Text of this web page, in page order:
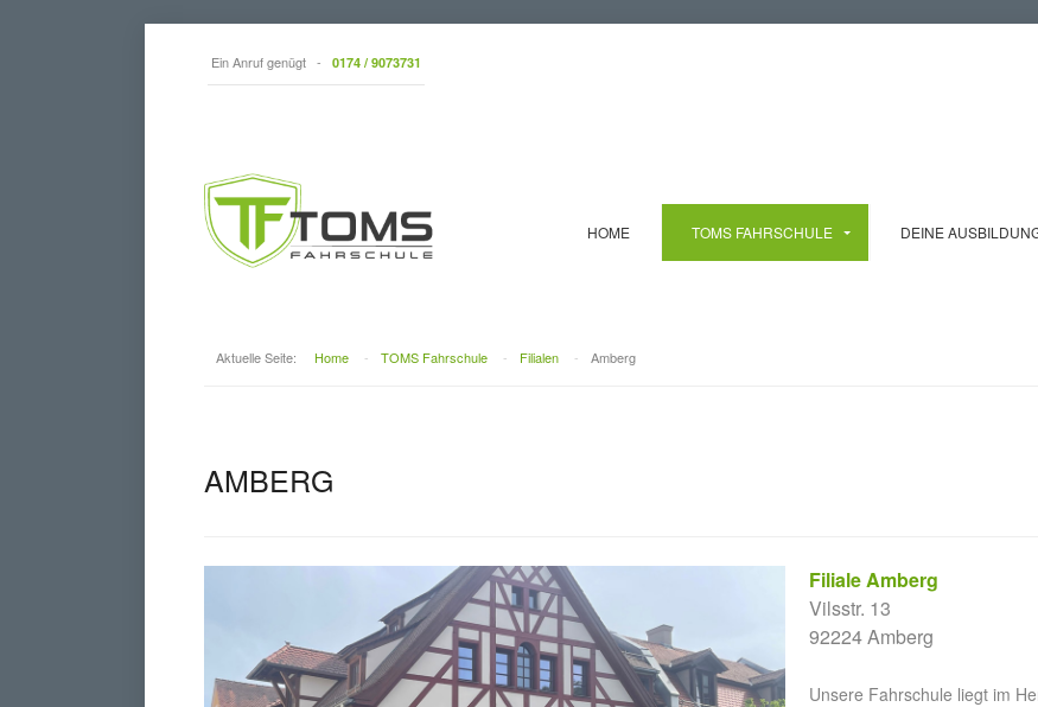
Ein Anruf genügt - 0174 / 9073731
HOME TOMS FAHRSCHULE DEINE
Aktuelle Seite: Home - TOMS Fahrschule - Filialen - Amberg
AMBERG
Filiale Amberg
Vilsstr. 13
92224 Amberg
Unsere Fahrschule liegt im